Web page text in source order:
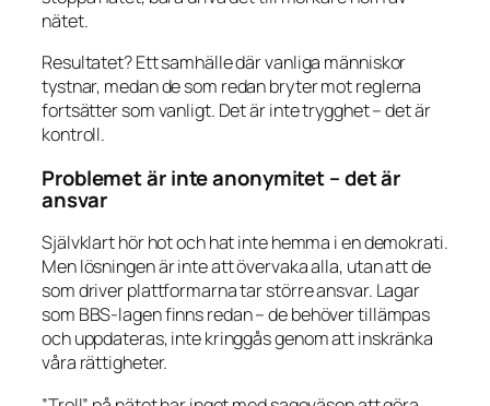
nätet.
Resultatet? Ett samhälle där vanliga människor
tystnar, medan de som redan bryter mot reglerna
fortsätter som vanligt. Det är inte trygghet – det är
kontroll.
Problemet är inte anonymitet – det är
ansvar
Självklart hör hot och hat inte hemma i en demokrati.
Men lösningen är inte att övervaka alla, utan att de
som driver plattformarna tar större ansvar. Lagar
som BBS-lagen finns redan – de behöver tillämpas
och uppdateras, inte kringgås genom att inskränka
våra rättigheter.